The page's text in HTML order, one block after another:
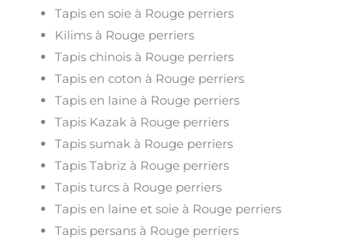
Tapis en soie à Rouge perriers
Kilims à Rouge perriers
Tapis chinois à Rouge perriers
Tapis en coton à Rouge perriers
Tapis en laine à Rouge perriers
Tapis Kazak à Rouge perriers
Tapis sumak à Rouge perriers
Tapis Tabriz à Rouge perriers
Tapis turcs à Rouge perriers
Tapis en laine et soie à Rouge perriers
Tapis persans à Rouge perriers